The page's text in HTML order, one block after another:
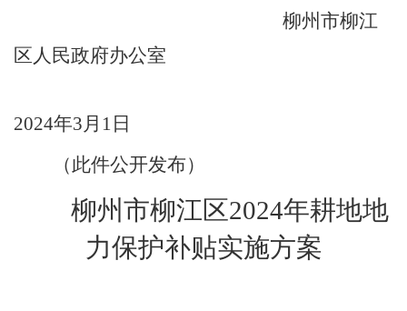
柳州市柳江
区人民政府办公室
2024年3月 1 日
（此件公开发布）
柳州市柳江区2024年耕地地
力保护补贴实施方案